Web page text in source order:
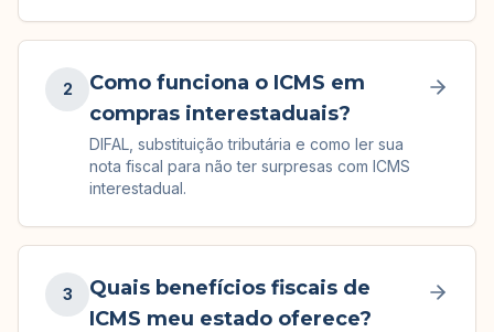
2
Como funciona o ICMS em
compras interestaduais?
DIFAL, substituição tributária e como ler sua
nota fiscal para não ter surpresas com ICMS
interestadual.
3
Quais benefícios fiscais de
ICMS meu estado oferece?